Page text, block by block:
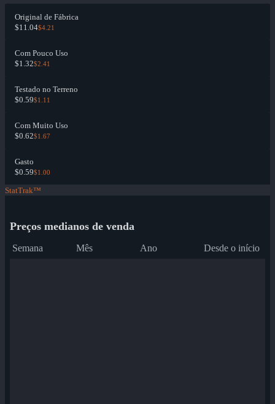
Original de Fábrica
$11.04$4.21
Com Pouco Uso
$1.32$2.41
Testado no Terreno
$0.59$1.11
Com Muito Uso
$0.62$1.67
Gasto
$0.59$1.00
StatTrak™
Preços medianos de venda
Semana Mês Ano Desde o início